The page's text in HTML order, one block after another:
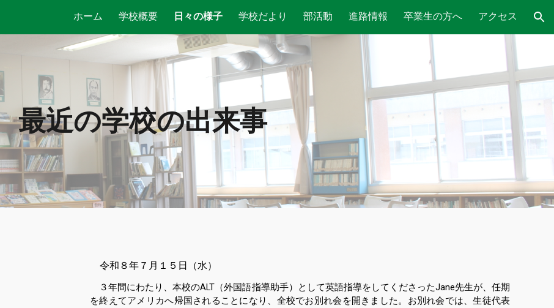
Skip to main content Skip to navigation
ホーム 学校概要 日々の様子 学校だより 部活動 進路情報 卒業生の方へ アクセス
最近の学校の出来事
令和８年 ７ 月 １５ 日（水）
３年間にわたり、本校のALT（外国語指導助手）として英語指導をしてくださったJane先生が、任期
を終えてアメリカへ帰国されることになり、全校でお別れ会を開きました。お別れ会では、生徒代表